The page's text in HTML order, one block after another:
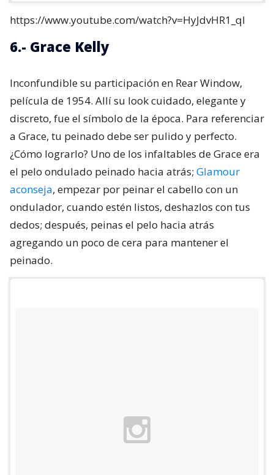
https://www.youtube.com/watch?v=HyJdvHR1_qI
6.- Grace Kelly
Inconfundible su participación en Rear Window,
película de 1954. Allí su look cuidado, elegante y
discreto, fue el símbolo de la época. Para referenciar
a Grace, tu peinado debe ser pulido y perfecto.
¿Cómo lograrlo? Uno de los infaltables de Grace era
el pelo ondulado peinado hacia atrás; Glamour
aconseja, empezar por peinar el cabello con un
ondulador, cuando estén listos, deshazlos con tus
dedos; después, peinas el pelo hacia atrás
agregando un poco de cera para mantener el
peinado.